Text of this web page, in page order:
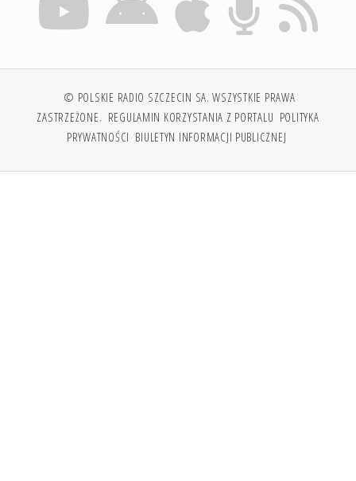
© POLSKIE RADIO SZCZECIN SA. WSZYSTKIE PRAWA
ZASTRZEŻONE. REGULAMIN KORZYSTANIA Z PORTALU POLITYKA
PRYWATNOŚCI BIULETYN INFORMACJI PUBLICZNEJ